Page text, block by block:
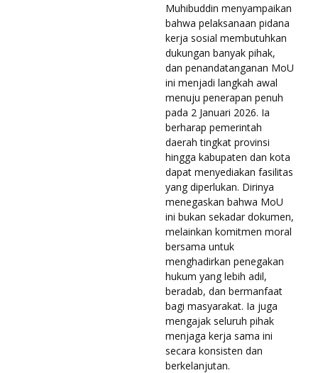
Muhibuddin menyampaikan
bahwa pelaksanaan pidana
kerja sosial membutuhkan
dukungan banyak pihak,
dan penandatanganan MoU
ini menjadi langkah awal
menuju penerapan penuh
pada 2 Januari 2026. Ia
berharap pemerintah
daerah tingkat provinsi
hingga kabupaten dan kota
dapat menyediakan fasilitas
yang diperlukan. Dirinya
menegaskan bahwa MoU
ini bukan sekadar dokumen,
melainkan komitmen moral
bersama untuk
menghadirkan penegakan
hukum yang lebih adil,
beradab, dan bermanfaat
bagi masyarakat. Ia juga
mengajak seluruh pihak
menjaga kerja sama ini
secara konsisten dan
berkelanjutan.